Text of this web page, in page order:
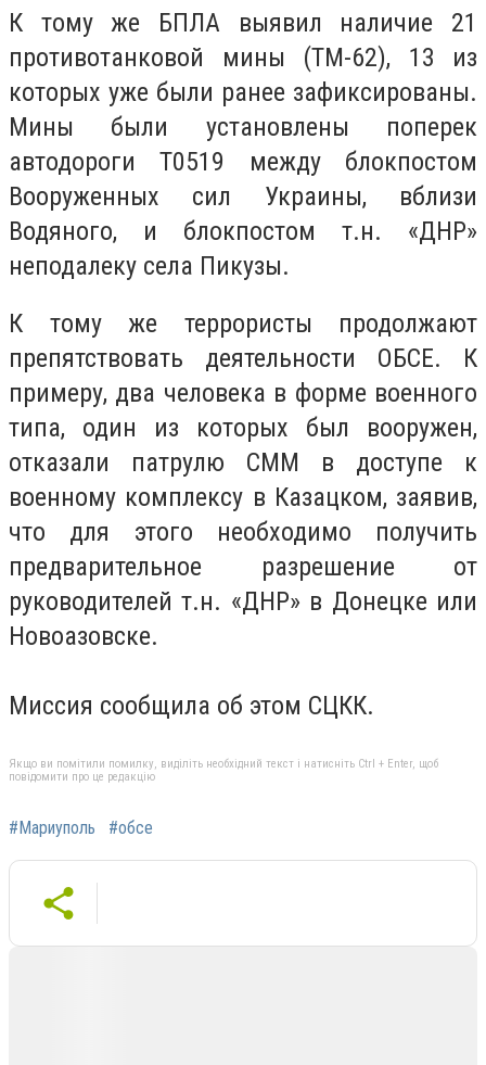
К тому же БПЛА выявил наличие 21
противотанковой мины (ТМ-62), 13 из
которых уже были ранее зафиксированы.
Мины были установлены поперек
автодороги Т0519 между блокпостом
Вооруженных сил Украины, вблизи
Водяного, и блокпостом т.н. «ДНР»
неподалеку села Пикузы.
К тому же террористы продолжают
препятствовать деятельности ОБСЕ. К
примеру, два человека в форме военного
типа, один из которых был вооружен,
отказали патрулю СММ в доступе к
военному комплексу в Казацком, заявив,
что для этого необходимо получить
предварительное разрешение от
руководителей т.н. «ДНР» в Донецке или
Новоазовске.
Миссия сообщила об этом СЦКК.
Якщо ви помітили помилку, виділіть необхідний текст і натисніть Ctrl + Enter, щоб
повідомити про це редакцію
#Мариуполь #обсе